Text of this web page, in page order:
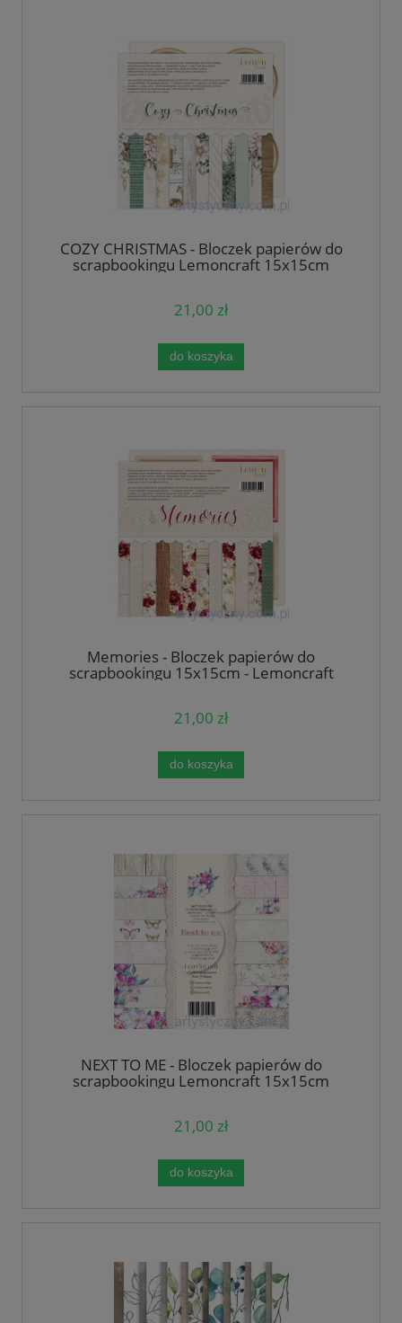
COZY CHRISTMAS - Bloczek papierów do
scrapbookingu Lemoncraft 15x15cm
21,00 zł
do koszyka
Memories - Bloczek papierów do
scrapbookingu 15x15cm - Lemoncraft
21,00 zł
do koszyka
NEXT TO ME - Bloczek papierów do
scrapbookingu Lemoncraft 15x15cm
21,00 zł
do koszyka